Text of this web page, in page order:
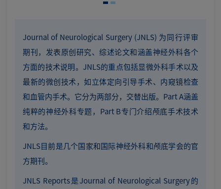
Journal of Neurological Surgery (JNLS) 为同行评审
期刊，发表原创研究、综述论文和涵盖神经外科各个
方面的技术说明。JNLS的重点包括显微外科手术以及
最新的微创技术，如立体定向引导手术、内窥镜检查
和血管内手术。它分为两部分，交替出版。Part A涵盖
纯粹的神经外科专题，Part B专门介绍颅底手术技术
和方法。
JNLS目前是几个国家和国际神经外科和颅底学会的官
方期刊。
JNLS Reports是Journal of Neurological Surgery的